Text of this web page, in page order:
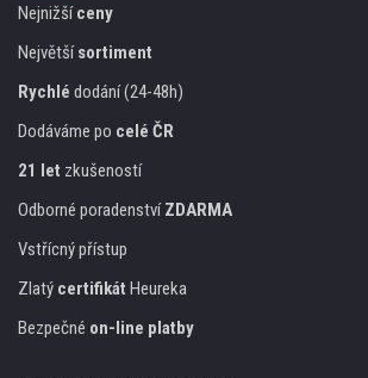
Nejnižšíceny
Největšísortiment
Rychlé dodání (24-48h)
Dodáváme po celé ČR
21 let zkušeností
Odborné poradenstvíZDARMA
Vstřícný přístup
Zlatý certifikát Heureka
Bezpečné on-line platby